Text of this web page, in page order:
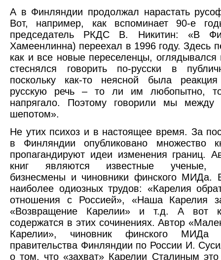
А в Финляндии продолжал нарастать
Вот, например, как вспоминает 90-е
председатель РКДС В. Никитин: «В
Хамеенлинна) переехал в 1996 году. Здесь
как и все новые переселенцы, оглядывался
стеснялся говорить по-русски в
поскольку как-то неясной была
русскую речь – то ли им любопытно,
напрягало. Поэтому говорили мы между
шепотом».
Не утих психоз и в настоящее время. За
в Финляндии опубликовано множество
пропагандируют идеи изменения границ.
книг являются известные ученые,
бизнесмены и чиновники финского МИДа.
наиболее одиозных трудов: «Карелия
отношения с Россией», «Наша Карелия
«Возвращение Карелии» и т.д. А вот
содержатся в этих сочинениях. Автор
Карелии», чиновник финского МИДа
правительства Финляндии по России И.
о том, что «захват» Карелии Сталиным